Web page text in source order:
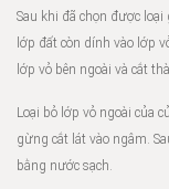
Sau khi đã chọn được
lớp đất còn dính vào lớp
lớp vỏ bên ngoài và cắt
Loại bỏ lớp vỏ ngoài của
gừng cắt lát vào ngâm.
bằng nước sạch.